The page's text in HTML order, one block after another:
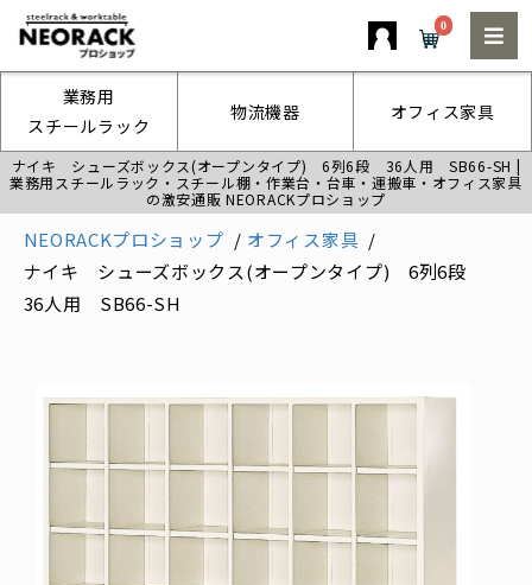
ナイキ シューズボックス(オープンタイプ) 6列6段 36人用 SB66-SH |
業務用スチールラック・スチール棚・作業台・台車・運搬車・オフィス家具
の激安通販 NEORACKプロショップ
業務用
スチールラック
物流機器 オフィス家具
0
NEORACKプロショップ
オフィス家具
ナイキ シューズボックス(オープンタイプ) 6列6段
36人用 SB66-SH